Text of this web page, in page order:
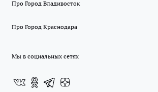
Про Город Владивосток
Про Город Краснодара
Мы в социальных сетях